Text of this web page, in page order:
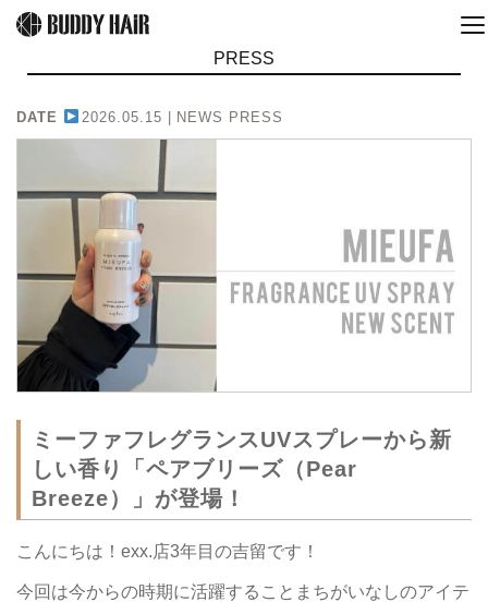
PRESS
DATE 2026.05.15 | NEWS PRESS
ミーファフレグランスUVスプレーから新
しい香り「ペアブリーズ（Pear
Breeze）」が登場！
こんにちは！exx.店3年目の吉留です！
今回は今からの時期に活躍することまちがいなしのアイテ